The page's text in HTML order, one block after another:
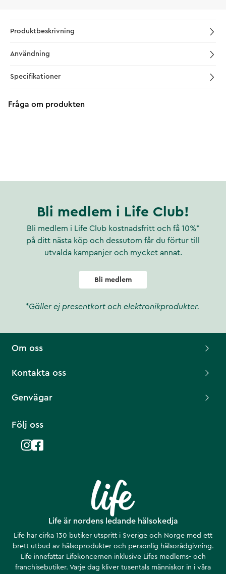
Produktbeskrivning
Användning
Specifikationer
Fråga om produkten
Bli medlem i Life Club!
Bli medlem i Life Club kostnadsfritt och få 10%*
på ditt nästa köp och dessutom får du förtur till
utvalda kampanjer och mycket annat.
Bli medlem
*Gäller ej presentkort och elektronikprodukter.
Life är nordens ledande hälsokedja
Life har cirka 130 butiker utspritt i Sverige och Norge med ett
brett utbud av hälsoprodukter och personlig hälsorådgivning.
Life innefattar Lifekoncernen inklusive Lifes medlems- och
franchisebutiker. Varje dag kliver tusentals människor in i våra
Om oss
Kontakta oss
Genvägar
Följ oss